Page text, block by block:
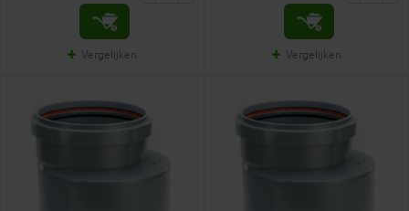
Vergelijken Vergelijken